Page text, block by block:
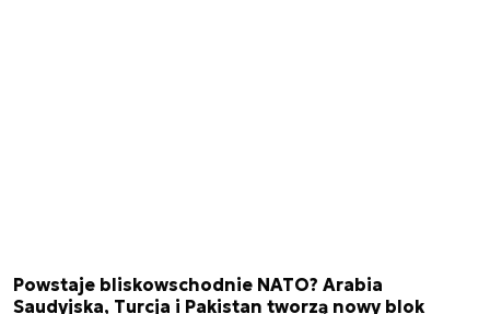
Powstaje bliskowschodnie NATO? Arabia
Saudyjska, Turcja i Pakistan tworzą nowy blok